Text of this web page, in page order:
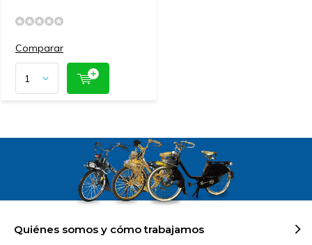
Comparar
Quiénes somos y cómo trabajamos